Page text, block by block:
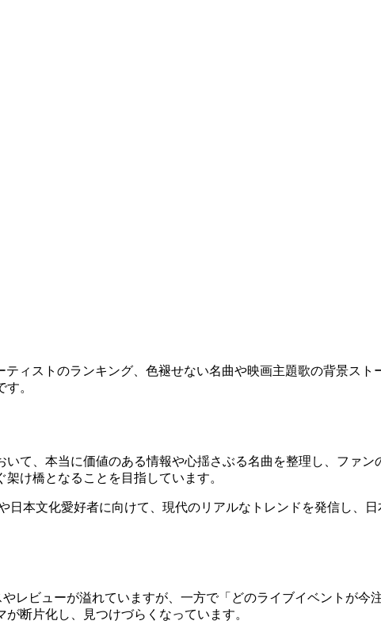
ティストのランキング、色褪せない名曲や映画主題歌の背景ス
。
て、本当に価値のある情報や心揺さぶる名曲を整理し、ファ
け橋となることを目指しています。
日本文化愛好者に向けて、現代のリアルなトレンドを発信し、
レビューが溢れていますが、一方で「どのライブイベントが
断片化し、見つけづらくなっています。